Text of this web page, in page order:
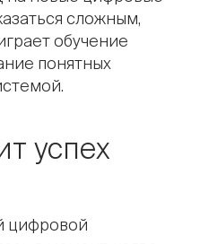
сложным,
обучение
понятных
успех
цифровой